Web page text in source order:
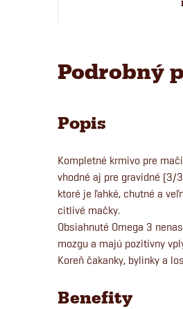
Podrobný
Popis
Kompletné krmivo pre
vhodné aj pre gravidné (3/
ktoré je ľahké, chutné a
citlivé mačky.
Obsiahnuté Omega 3
mozgu a majú pozitívny
Koreň čakanky, bylinky a
Benefity